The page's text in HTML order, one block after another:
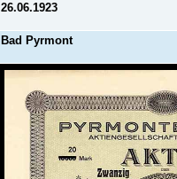
26.06.1923
Bad Pyrmont